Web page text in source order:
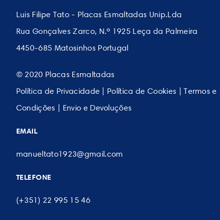
Luis Filipe Tato - Placas Esmaltadas Unip.Lda
Rua Gonçalves Zarco, N.º 1925 Leça da Palmeira
4450-685 Matosinhos Portugal
© 2020 Placas Esmaltadas
Política de Privacidade
Política de Cookies |Termos e
Condições
Envio e Devoluções
EMAIL
manueltato1923@gmail.com
TELEFONE
(+351) 22 995 15 46